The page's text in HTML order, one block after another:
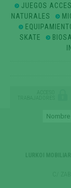
JUEGOS
NATURALES
SKATE
ACCESO
TRABAJADORES